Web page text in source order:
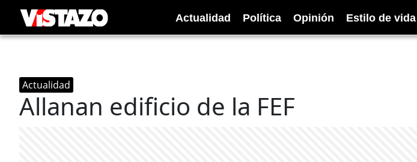
Actualidad Política Opinión Estilo de vida
Actualidad
Allanan edificio de la FEF